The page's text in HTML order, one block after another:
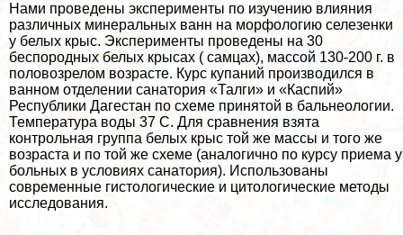
Нами проведены эксперименты по изучению влияния
различных минеральных ванн на морфологию селезенки
у белых крыс. Эксперименты проведены на 30
беспородных белых крысах ( самцах), массой 130-200 г. в
пoлoвoзрелом возрасте. Курс купаний производился в
ванном отделении санатория «Талги» и «Каспий»
Республики Дагестан по схеме принятой в бальнеологии.
Температура воды 37 С. Для сравнения взята
контрольная группа белых крыс той же массы и того же
возраста и по той же схеме (аналогично по курсу приема у
больных в условиях санатория). Использованы
современные гистологические и цитологические методы
исследования.